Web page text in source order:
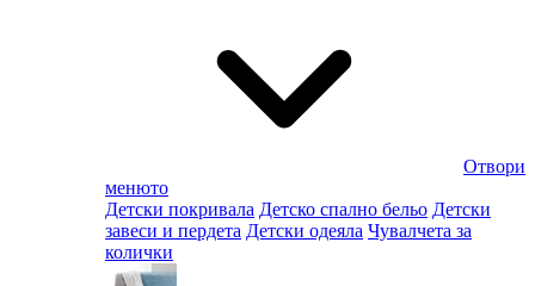
Отвори
менюто
Детски покривала Детско спално бельо Детски
завеси и пердета Детски одеяла Чувалчета за
колички